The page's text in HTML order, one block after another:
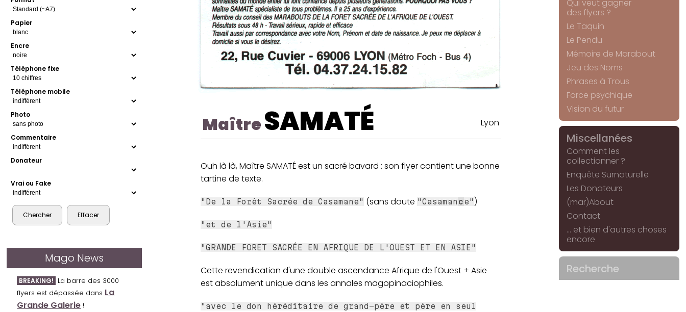
Papier
Encre
Téléphone fixe
Téléphone mobile
Photo
Commentaire
Donateur
Vrai ou Fake
Mago News
BREAKING! La barre des 3000
flyers est dépassée dans La
Grande Galerie !
MaîtreSAMATÉ Lyon
Ouh là là, Maître SAMATÉ est un sacré bavard : son flyer contient une bonne
tartine de texte.
"De la Forêt Sacrée de Casamane" (sans doute "Casaman ce")
"et de l'Asie"
"GRANDE FORET SACRÉE EN AFRIQUE DE L'OUEST ET EN ASIE"
Cette revendication d'une double ascendance Afrique de l'Ouest + Asie
est absolument unique dans les annales magopinaciophiles.
"avec le don héréditaire de grand-père et père en seul
Qui veut gagner
des flyers ?
Le Taquin
Le Pendu
Mémoire de Marabout
Jeu des Noms
Phrases à Trous
Force psychique
Vision du futur
Miscellanées
Comment les
collectionner ?
Enquête Surnaturelle
Les Donateurs
(mar)About
Contact
... et bien d'autres choses
encore
Recherche